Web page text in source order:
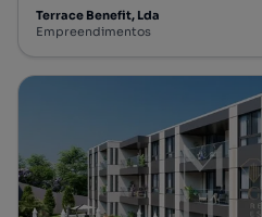
Terrace Benefit, Lda
Empreendimentos